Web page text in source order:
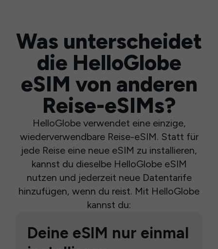
Was unterscheidet
die HelloGlobe
eSIM von anderen
Reise-eSIMs?
HelloGlobe verwendet eine einzige,
wiederverwendbare Reise-eSIM. Statt für
jede Reise eine neue eSIM zu installieren,
kannst du dieselbe HelloGlobe eSIM
nutzen und jederzeit neue Datentarife
hinzufügen, wenn du reist. Mit HelloGlobe
kannst du:
Deine eSIM nur einmal